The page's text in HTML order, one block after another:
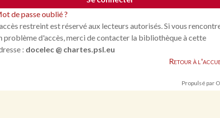
de passe oublié ?
restreint est réservé aux lecteurs autorisés. Si vous
problème d'accès, merci de contacter la bibliothèque à cette
: docelec @ chartes.psl.eu
Retour à
Propulsé par